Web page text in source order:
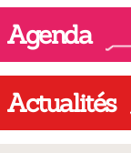
Agenda
Actualités